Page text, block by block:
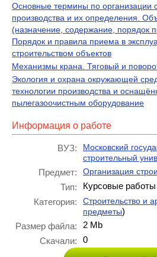
Основные термины по организации
производства и их определения.
(назначение, содержание, порядок
Порядок и правила приема в
строительством объектов
Механизмы крана. Тяговый и
Экология и охрана окружающей
технологии производства и
пылегазоочистным оборудование
Информация о работе
ВУЗ:
Московский
строительный
Предмет: Организация
Тип:
Курсовые работы
Категория:
Строительство и
предметы)
Размер файла:
2 Mb
Скачали:
0